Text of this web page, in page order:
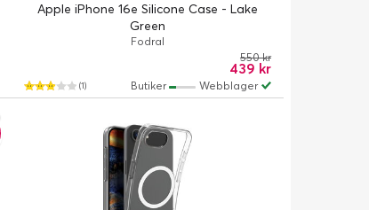
Apple iPhone 16e Silicone Case - Lake
Green
Fodral
(1)
439 kr
550 kr
Webblager
Butiker